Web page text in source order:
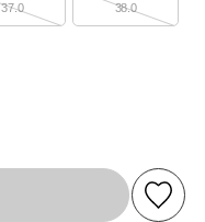
37.0 38.0